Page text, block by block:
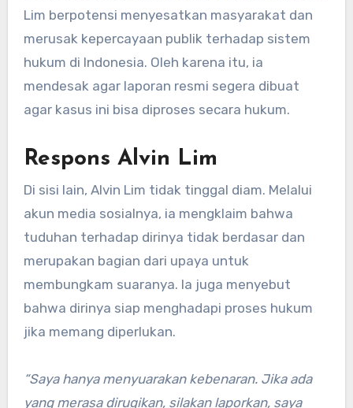
Lim berpotensi menyesatkan masyarakat dan
merusak kepercayaan publik terhadap sistem
hukum di Indonesia. Oleh karena itu, ia
mendesak agar laporan resmi segera dibuat
agar kasus ini bisa diproses secara hukum.
Respons Alvin Lim
Di sisi lain, Alvin Lim tidak tinggal diam. Melalui
akun media sosialnya, ia mengklaim bahwa
tuduhan terhadap dirinya tidak berdasar dan
merupakan bagian dari upaya untuk
membungkam suaranya. Ia juga menyebut
bahwa dirinya siap menghadapi proses hukum
jika memang diperlukan.
“Saya hanya menyuarakan kebenaran. Jika ada
yang merasa dirugikan, silakan laporkan, saya